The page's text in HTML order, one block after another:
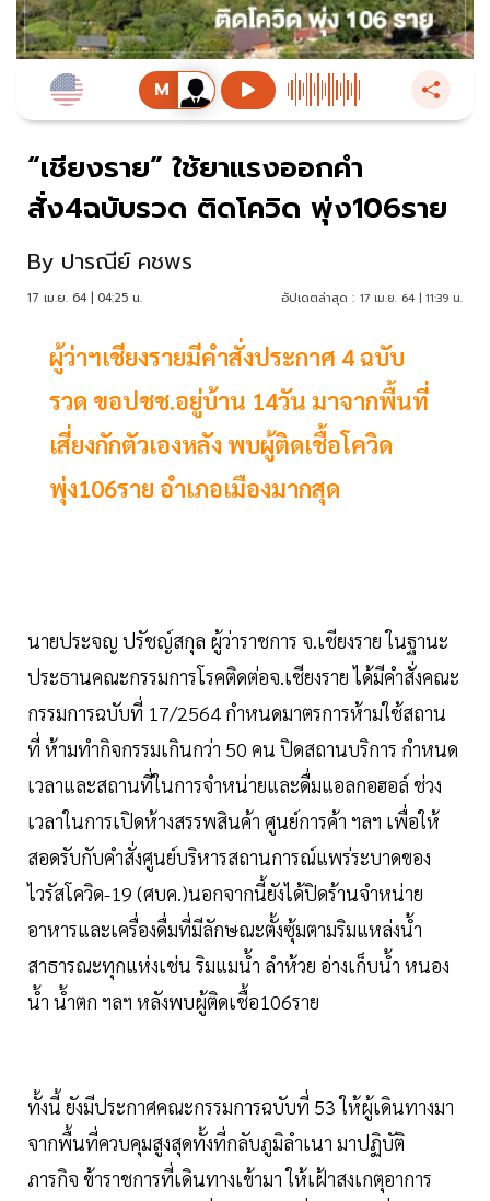
“เชียงราย” ใช้ยาแรงออกคำ
สั่ง4ฉบับรวด ติดโควิด พุ่ง106ราย
By ปารณีย์ คชพร
17 เม.ย. 64 | 04:25 น. อัปเดตล่าสุด : 17 เม.ย. 64 | 11:39 น.
ผู้ว่าฯเชียงรายมีคำสั่งประกาศ 4 ฉบับ
รวด ขอปชช.อยู่บ้าน 14วัน มาจากพื้นที่
เสี่ยงกักตัวเองหลัง พบผู้ติดเชื้อโควิด
พุ่ง106ราย อำเภอเมืองมากสุด
นายประจญ ปรัชญ์สกุล ผู้ว่าราชการ จ.เชียงราย ในฐานะ
ประธานคณะกรรมการโรคติดต่อจ.เชียงราย ได้มีคำสั่งคณะ
กรรมการฉบับที่ 17/2564 กำหนดมาตรการห้ามใช้สถาน
ที่ ห้ามทำกิจกรรมเกินกว่า 50 คน ปิดสถานบริการ กำหนด
เวลาและสถานที่ในการจำหน่ายและดื่มแอลกอฮอล์ ช่วง
เวลาในการเปิดห้างสรรพสินค้า ศูนย์การค้า ฯลฯ เพื่อให้
สอดรับกับคำสั่งศูนย์บริหารสถานการณ์แพร่ระบาดของ
ไวรัสโควิด-19 (ศบค.)นอกจากนี้ยังได้ปิดร้านจำหน่าย
อาหารและเครื่องดื่มที่มีลักษณะตั้งซุ้มตามริมแหล่งน้ำ
สาธารณะทุกแห่งเช่น ริมแมน้ำ ลำห้วย อ่างเก็บน้ำ หนอง
น้ำ น้ำตก ฯลฯ หลังพบผู้ติดเชื้อ106ราย
ทั้งนี้ ยังมีประกาศคณะกรรมการฉบับที่ 53 ให้ผู้เดินทางมา
จากพื้นที่ควบคุมสูงสุดทั้งที่กลับภูมิลำเนา มาปฏิบัติ
ภารกิจ ข้าราชการที่เดินทางเข้ามา ให้เฝ้าสงเกตุอาการ